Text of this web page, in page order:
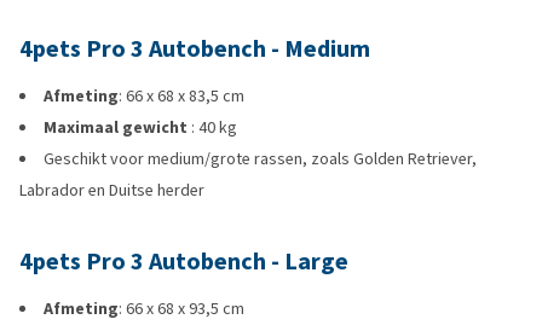
4pets Pro 3 Autobench - Medium
Afmeting: 66 x 68 x 83,5 cm
Maximaal gewicht : 40 kg
Geschikt voor medium/grote rassen, zoals Golden Retriever,
Labrador en Duitse herder
4pets Pro 3 Autobench - Large
Afmeting: 66 x 68 x 93,5 cm